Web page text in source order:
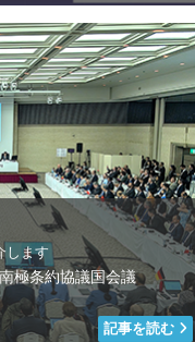
記事を読む
します
極条約協議国会議